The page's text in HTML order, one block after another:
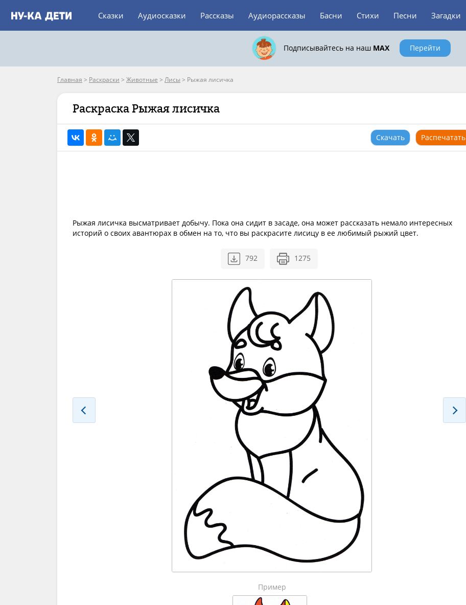
Сказки Аудиосказки Рассказы Аудиорассказы Басни Стихи Песни Загадки
Подписывайтесь на наш MAX Перейти
Главная > Раскраски > Животные > Лисы > Рыжая лисичка
Раскраска Рыжая лисичка
Скачать Распечатать
Рыжая лисичка высматривает добычу. Пока она сидит в засаде, она может рассказать немало интересных
историй о своих авантюрах в обмен на то, что вы раскрасите лисицу в ее любимый рыжий цвет.
792 1275
Пример